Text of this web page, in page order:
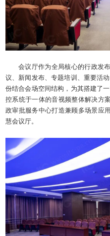
会议厅作为全局核心的行政发
议、新闻发布、专题培训、重要活
份结合会场空间结构，为其搭建了
控系统于一体的音视频整体解决方
政审批服务中心打造兼顾多场景应
慧会议厅。